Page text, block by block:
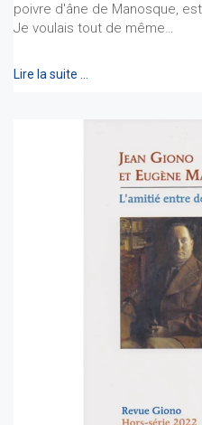
poivre d'âne de Manosque,
Je voulais tout de même…
Lire la suite …